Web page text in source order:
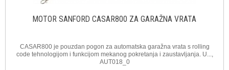
MOTOR SANFORD CASAR800 ZA GARAŽNA VRATA
CASAR800 je pouzdan pogon za automatska garažna vrata s rolling
code tehnologijom i funkcijom mekanog pokretanja i zaustavljanja. U...,
AUT018_0